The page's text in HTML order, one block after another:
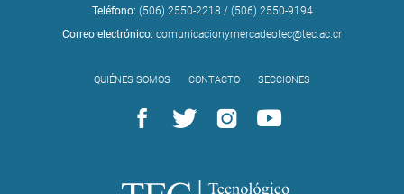
Teléfono: (506) 2550-2218 / (506) 2550-9194
Correo electrónico: comunicacionymercadeotec@tec.ac.cr
QUIÉNES SOMOS CONTACTO SECCIONES